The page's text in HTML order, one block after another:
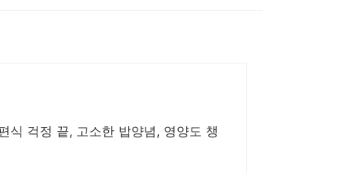
식 걱정 끝, 고소한 밥양념, 영양도 챙